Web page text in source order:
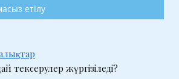
етілу
тексерулер жүргізіледі?